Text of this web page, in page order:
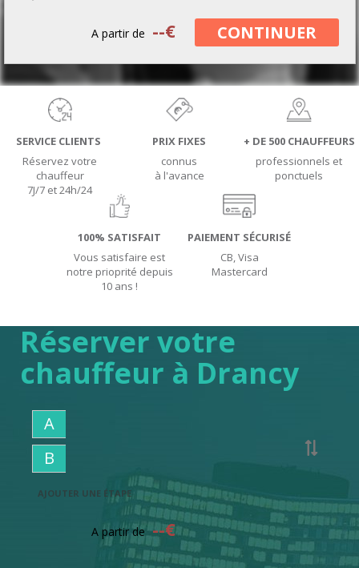
A partir de --€ CONTINUER
SERVICE CLIENTS
Réservez votre
chauffeur
7J/7 et 24h/24
PRIX FIXES
connus
à l'avance
+ DE 500 CHAUFFEURS
professionnels et
ponctuels
100% SATISFAIT
Vous satisfaire est
notre prioprité depuis
10 ans !
PAIEMENT SÉCURISÉ
CB, Visa
Mastercard
Réserver votre
chauffeur à Drancy
A
B
AJOUTER UNE ÉTAPE
A partir de --€